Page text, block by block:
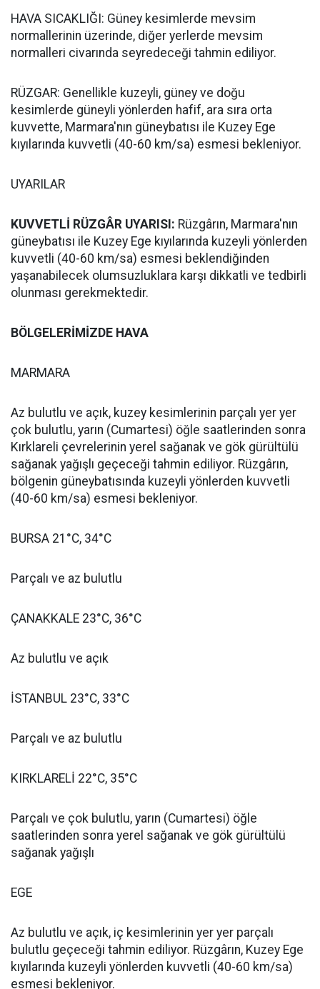
HAVA SICAKLIĞI: Güney kesimlerde mevsim
normallerinin üzerinde, diğer yerlerde mevsim
normalleri civarında seyredeceği tahmin ediliyor.
RÜZGAR: Genellikle kuzeyli, güney ve doğu
kesimlerde güneyli yönlerden hafif, ara sıra orta
kuvvette, Marmara'nın güneybatısı ile Kuzey Ege
kıyılarında kuvvetli (40-60 km/sa) esmesi bekleniyor.
UYARILAR
KUVVETLİ RÜZGÂR UYARISI: Rüzgârın, Marmara'nın
güneybatısı ile Kuzey Ege kıyılarında kuzeyli yönlerden
kuvvetli (40-60 km/sa) esmesi beklendiğinden
yaşanabilecek olumsuzluklara karşı dikkatli ve tedbirli
olunması gerekmektedir.
BÖLGELERİMİZDE HAVA
MARMARA
Az bulutlu ve açık, kuzey kesimlerinin parçalı yer yer
çok bulutlu, yarın (Cumartesi) öğle saatlerinden sonra
Kırklareli çevrelerinin yerel sağanak ve gök gürültülü
sağanak yağışlı geçeceği tahmin ediliyor. Rüzgârın,
bölgenin güneybatısında kuzeyli yönlerden kuvvetli
(40-60 km/sa) esmesi bekleniyor.
BURSA 21°C, 34°C
Parçalı ve az bulutlu
ÇANAKKALE 23°C, 36°C
Az bulutlu ve açık
İSTANBUL 23°C, 33°C
Parçalı ve az bulutlu
KIRKLARELİ 22°C, 35°C
Parçalı ve çok bulutlu, yarın (Cumartesi) öğle
saatlerinden sonra yerel sağanak ve gök gürültülü
sağanak yağışlı
EGE
Az bulutlu ve açık, iç kesimlerinin yer yer parçalı
bulutlu geçeceği tahmin ediliyor. Rüzgârın, Kuzey Ege
kıyılarında kuzeyli yönlerden kuvvetli (40-60 km/sa)
esmesi bekleniyor.